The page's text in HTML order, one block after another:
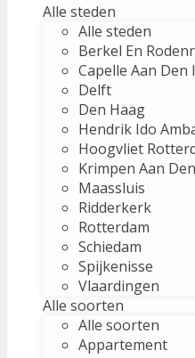
Alle steden
Alle steden
Berkel En
Capelle Aan Den
Delft
Den Haag
Hendrik Ido
Hoogvliet
Krimpen Aan
Maassluis
Ridderkerk
Rotterdam
Schiedam
Spijkenisse
Vlaardingen
Alle soorten
Alle soorten
Appartement